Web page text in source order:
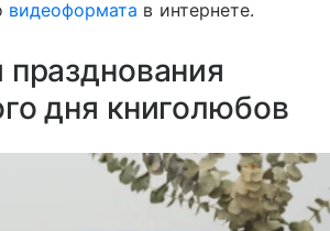
видеоформата в интернете.
дня книголюбов